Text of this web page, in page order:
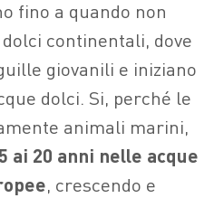
fino a quando non
continentali, dove
giovanili e iniziano
dolci. Si, perché le
animali marini,
ai 20 anni nelle acque
, crescendo e